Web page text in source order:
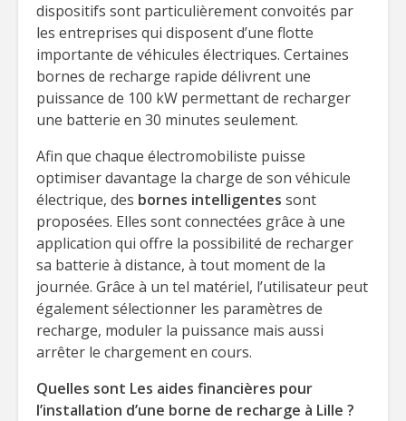
dispositifs sont particulièrement convoités par
les entreprises qui disposent d’une flotte
importante de véhicules électriques. Certaines
bornes de recharge rapide délivrent une
puissance de 100 kW permettant de recharger
une batterie en 30 minutes seulement.
Afin que chaque électromobiliste puisse
optimiser davantage la charge de son véhicule
électrique, des bornes intelligentes sont
proposées. Elles sont connectées grâce à une
application qui offre la possibilité de recharger
sa batterie à distance, à tout moment de la
journée. Grâce à un tel matériel, l’utilisateur peut
également sélectionner les paramètres de
recharge, moduler la puissance mais aussi
arrêter le chargement en cours.
Quelles sont Les aides financières pour
l’installation d’une borne de recharge à Lille ?